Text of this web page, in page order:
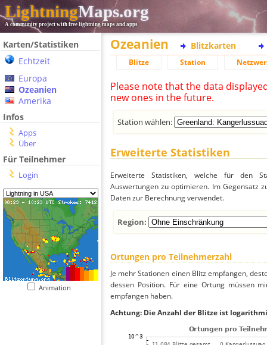
LightningMaps.org
A community project with free lightning maps and apps
Karten/Statistiken
Echtzeit
Europa
Ozeanien
Amerika
Infos
Apps
Über
Für Teilnehmer
Login
Animation
Ozeanien Blitzkarten
Blitze Station
Please note that the data
new ones in the future.
Station wählen:
Erweiterte Statistiken
Erweiterte Statistiken, welche für den
Auswertungen zu optimieren. Im Gegensatz
Daten zur Berechnung verwendet.
Region:
Ortungen pro Teilnehmerzahl
Je mehr Stationen einen Blitz empfangen,
dessen Position. Für eine Ortung müssen
empfangen haben.
Achtung: Die Anzahl der Blitze ist